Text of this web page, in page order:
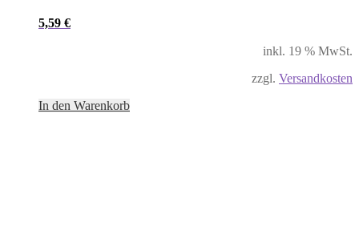
5,59 €
inkl. 19 % MwSt.
zzgl. Versandkosten
In den Warenkorb